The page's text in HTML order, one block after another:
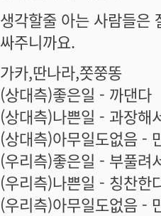
생각할줄 아는 사람들은
싸주니까요.
가카,딴나라,쫏쭝똥
(상대측)좋은일 - 까댄다
(상대측)나쁜일 - 과장해
(상대측)아무일도없음 -
(우리측)좋은일 - 부풀려
(우리측)나쁜일 - 칭찬한
(우리측)아무일도없음 -